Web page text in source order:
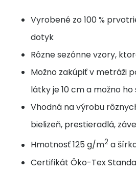
Vyrobené zo 100 %
dotyk
Rôzne sezónne vzory,
Možno zakúpiť v metráži
látky je 10 cm a možno
Vhodná na výrobu
bielizeň, prestieradlá,
Hmotnosť 125 g/m2 a
Certifikát Öko-Tex